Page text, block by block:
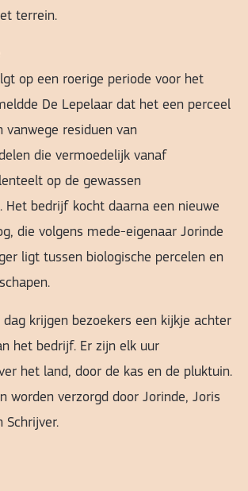
terrein.
op een roerige periode voor het
De Lepelaar dat het een perceel
vanwege residuen van
die vermoedelijk vanaf
op de gewassen
Het bedrijf kocht daarna een nieuwe
die volgens mede-eigenaar Jorinde
ligt tussen biologische percelen en
dag krijgen bezoekers een kijkje achter
het bedrijf. Er zijn elk uur
het land, door de kas en de pluktuin.
worden verzorgd door Jorinde, Joris
Schrijver.